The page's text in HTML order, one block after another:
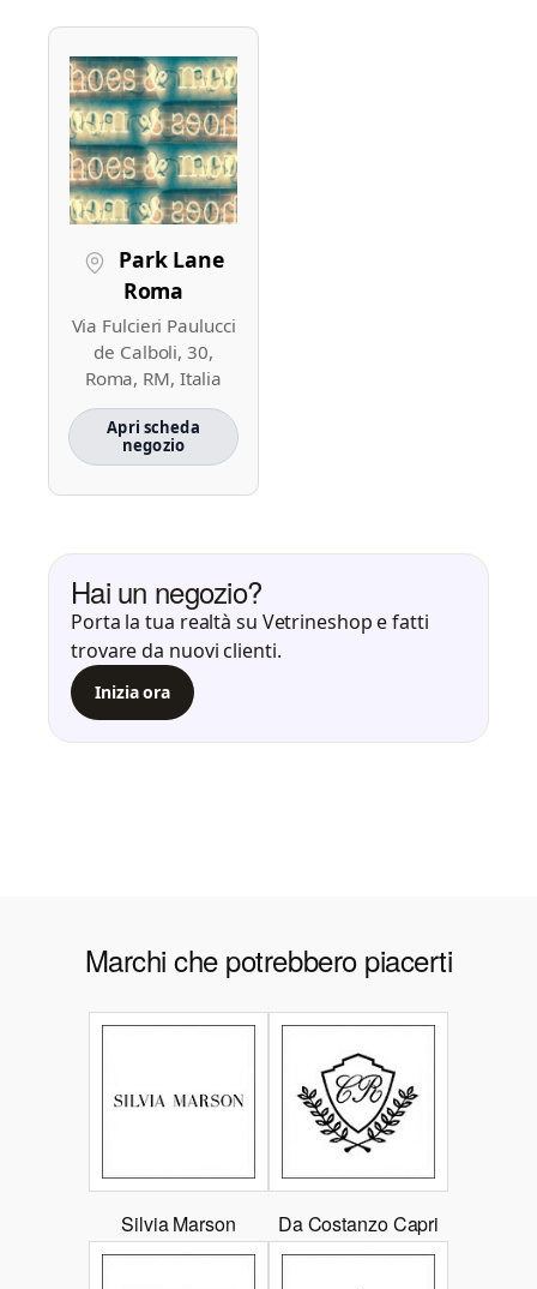
Park Lane
Roma
Via Fulcieri Paulucci
de Calboli, 30,
Roma, RM, Italia
Apri scheda
negozio
Hai un negozio?
Porta la tua realtà su Vetrineshop e fatti
trovare da nuovi clienti.
Inizia ora
Marchi che potrebbero piacerti
Silvia Marson Da Costanzo Capri